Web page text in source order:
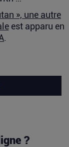
», une autre
est apparu en
.
?